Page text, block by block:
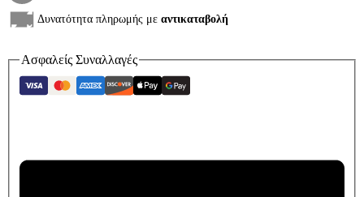
Δυνατότητα πληρωμής με αντικαταβολή
Ασφαλείς Συναλλαγές